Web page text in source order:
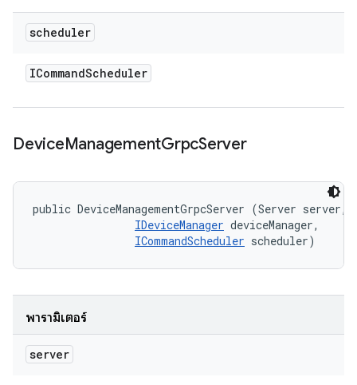
scheduler
ICommandScheduler
DeviceManagementGrpcServer
public DeviceManagementGrpcServer (Server server,
IDeviceManager deviceManager,
ICommandScheduler scheduler)
พารามิเตอร์
server